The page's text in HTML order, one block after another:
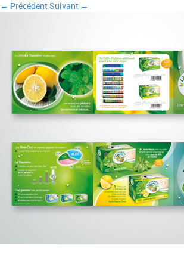
← PrécédentSuivant →